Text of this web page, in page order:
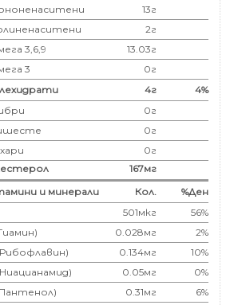
13г
2г
3,6,9
13.03г
3
0г
4г
4%
0г
0г
0г
167мг
и минерали
Кол.
%Ден
501мкг
56%
0.028мг
2%
0.134мг
10%
0.05мг
0%
0.31мг
6%